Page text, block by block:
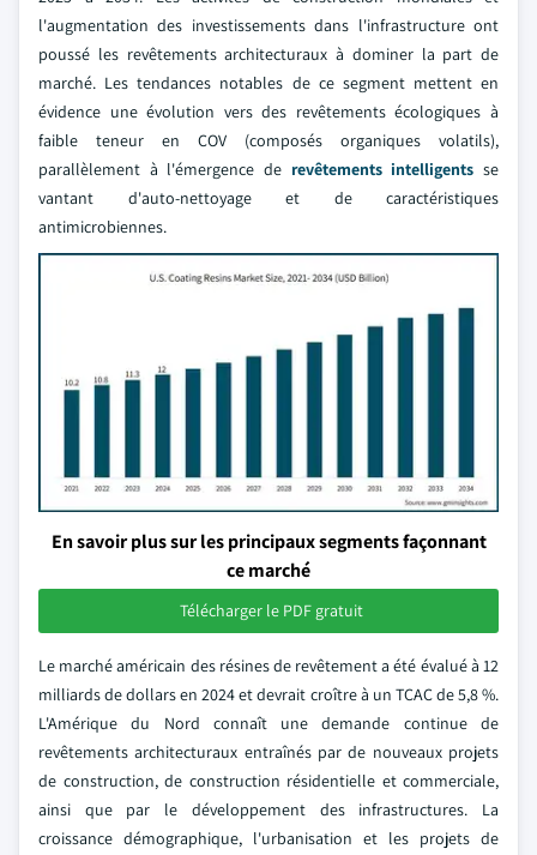
l'augmentation des investissements dans l'infrastructure ont
poussé les revêtements architecturaux à dominer la part de
marché. Les tendances notables de ce segment mettent en
évidence une évolution vers des revêtements écologiques à
faible teneur en COV (composés organiques volatils),
parallèlement à l'émergence de revêtements intelligents se
vantant d'auto-nettoyage et de caractéristiques
antimicrobiennes.
En savoir plus sur les principaux segments façonnant
ce marché
Télécharger le PDF gratuit
Le marché américain des résines de revêtement a été évalué à 12
milliards de dollars en 2024 et devrait croître à un TCAC de 5,8 %.
L'Amérique du Nord connaît une demande continue de
revêtements architecturaux entraînés par de nouveaux projets
de construction, de construction résidentielle et commerciale,
ainsi que par le développement des infrastructures. La
croissance démographique, l'urbanisation et les projets de